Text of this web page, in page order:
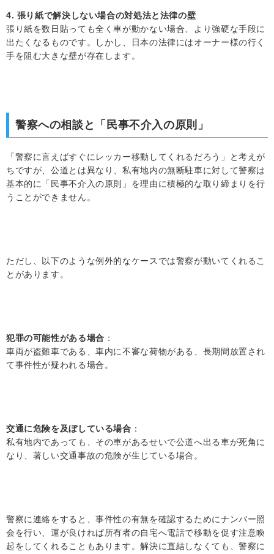
4. 張り紙で解決しない場合の対処法と法律の壁
張り紙を数日貼っても全く車が動かない場合、より強硬な手段に
出たくなるものです。しかし、日本の法律にはオーナー様の行く
手を阻む大きな壁が存在します。
警察への相談と「民事不介入の原則」
「警察に言えばすぐにレッカー移動してくれるだろう」と考えが
ちですが、公道とは異なり、私有地内の無断駐車に対して警察は
基本的に「民事不介入の原則」を理由に積極的な取り締まりを行
うことができません。
ただし、以下のような例外的なケースでは警察が動いてくれるこ
とがあります。
犯罪の可能性がある場合 ：
車両が盗難車である、車内に不審な荷物がある、長期間放置され
て事件性が疑われる場合。
交通に危険を及ぼしている場合 ：
私有地内であっても、その車があるせいで公道へ出る車が死角に
なり、著しい交通事故の危険が生じている場合。
警察に連絡をすると、事件性の有無を確認するためにナンバー照
会を行い、運が良ければ所有者の自宅へ電話で移動を促す注意喚
起をしてくれることもあります。解決に直結しなくても、警察に